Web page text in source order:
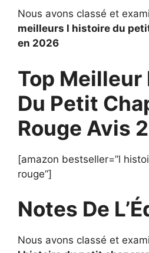
Nous avons classé et
meilleurs l histoire du
en 2026
Top Meilleur
Du Petit
Rouge Avis
[amazon bestseller=”l
rouge”]
Notes De
Nous avons classé et